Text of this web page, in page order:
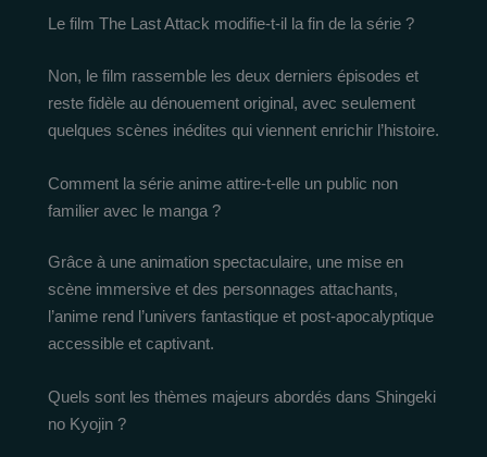
Le film The Last Attack modifie-t-il la fin de la série ?
Non, le film rassemble les deux derniers épisodes et
reste fidèle au dénouement original, avec seulement
quelques scènes inédites qui viennent enrichir l’histoire.
Comment la série anime attire-t-elle un public non
familier avec le manga ?
Grâce à une animation spectaculaire, une mise en
scène immersive et des personnages attachants,
l’anime rend l’univers fantastique et post-apocalyptique
accessible et captivant.
Quels sont les thèmes majeurs abordés dans Shingeki
no Kyojin ?